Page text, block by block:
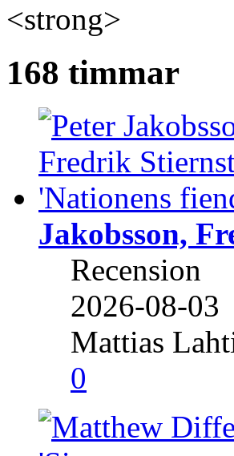
<strong>
168 timmar
Jakobsson,
Recension
2026-08-03
Mattias
0